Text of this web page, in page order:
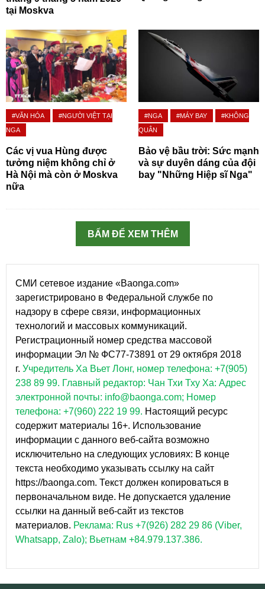
tại Moskva
#VĂN HÓA
#NGƯỜI VIỆT TẠI
NGA
Các vị vua Hùng được
tưởng niệm không chỉ ở
Hà Nội mà còn ở Moskva
nữa
#NGA #MÁY BAY
#KHÔNG
QUÂN
Bảo vệ bầu trời: Sức mạnh
và sự duyên dáng của đội
bay "Những Hiệp sĩ Nga"
BẤM ĐỂ XEM THÊM
СМИ сетевое издание «Baonga.com»
зарегистрировано в Федеральной службе по
надзору в сфере связи, информационных
технологий и массовых коммуникаций.
Регистрационный номер средства массовой
информации Эл № ФС77-73891 от 29 октября 2018
г. Учредитель Ха Вьет Лонг, номер телефона: +7(905)
238 89 99. Главный редактор: Чан Тхи Тху Ха: Адрес
электронной почты: info@baonga.com; Номер
телефона: +7(960) 222 19 99. Настоящий ресурс
содержит материалы 16+. Использование
информации с данного веб-сайта возможно
исключительно на следующих условиях: В конце
текста необходимо указывать ссылку на сайт
https://baonga.com. Текст должен копироваться в
первоначальном виде. Не допускается удаление
ссылки на данный веб-сайт из текстов
материалов. Реклама: Rus +7(926) 282 29 86 (Viber,
Whatsapp, Zalo); Вьетнам +84.979.137.386.